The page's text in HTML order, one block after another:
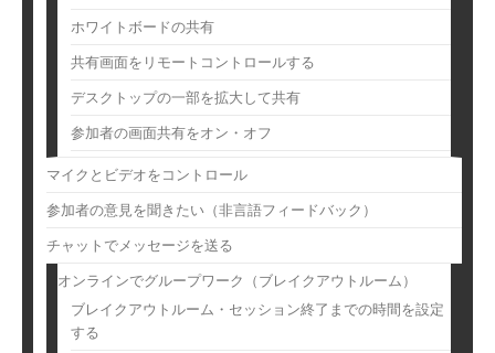
ホワイトボードの共有
共有画面をリモートコントロールする
デスクトップの一部を拡大して共有
参加者の画面共有をオン・オフ
マイクとビデオをコントロール
参加者の意見を聞きたい（非言語フィードバック）
チャットでメッセージを送る
オンラインでグループワーク（ブレイクアウトルーム）
ブレイクアウトルーム・セッション終了までの時間を設定
する